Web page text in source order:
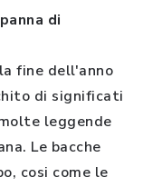
di
fine dell'anno
di significati
leggende
Le bacche
cosi come le